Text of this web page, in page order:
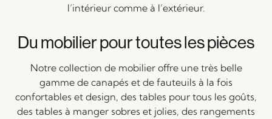
l’intérieur comme à l’extérieur.
Du mobilier pour toutes les pièces
Notre collection de mobilier offre une très belle
gamme de canapés et de fauteuils à la fois
confortables et design, des tables pour tous les goûts,
des tables à manger sobres et jolies, des rangements